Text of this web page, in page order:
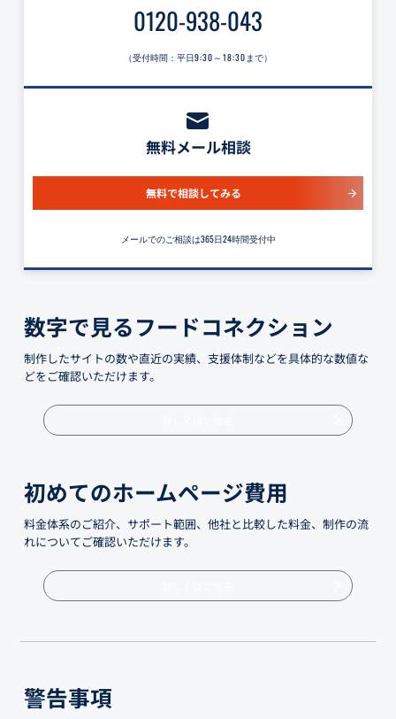
0120-938-043
（受付時間：平日9:30～18:30 まで）
無料メール相談
無料で相談してみる
メールでのご相談は365日24時間受付中
数字で見るフードコネクション
制作したサイトの数や直近の実績、支援体制などを具体的な数値な
どをご確認いただけます。
初めてのホームページ費用
料金体系のご紹介、サポート範囲、他社と比較した料金、制作の流
れについてご確認いただけます。
警告事項